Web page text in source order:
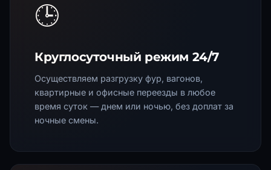
🕒
Круглосуточный режим 24/7
Осуществляем разгрузку фур, вагонов,
квартирные и офисные переезды в любое
время суток — днем или ночью, без доплат за
ночные смены.